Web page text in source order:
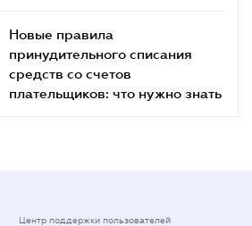
Новые правила
принудительного списания
средств со счетов
плательщиков: что нужно знать
Центр поддержки пользователей